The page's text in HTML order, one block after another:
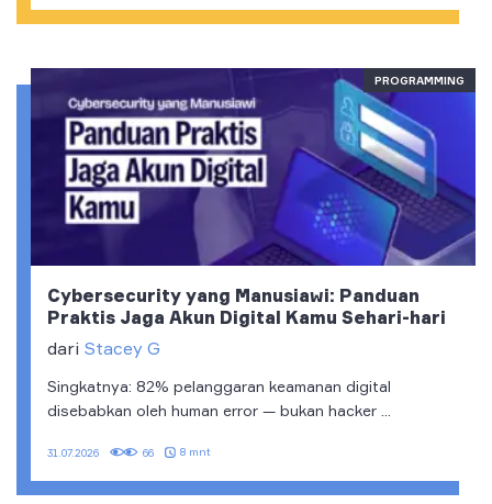
PROGRAMMING
Cybersecurity yang Manusiawi: Panduan
Praktis Jaga Akun Digital Kamu Sehari-hari
dari Stacey G
Singkatnya: 82% pelanggaran keamanan digital
disebabkan oleh human error — bukan hacker ...
31.07.2026 66 8 mnt